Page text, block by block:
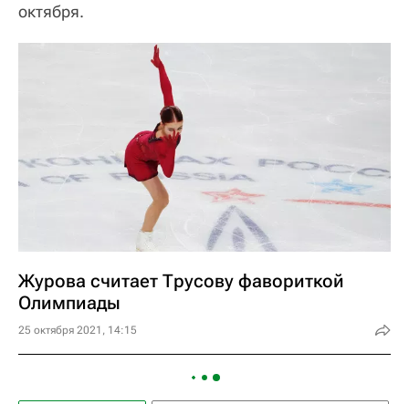
октября.
Журова считает Трусову фавориткой
Олимпиады
25 октября 2021, 14:15